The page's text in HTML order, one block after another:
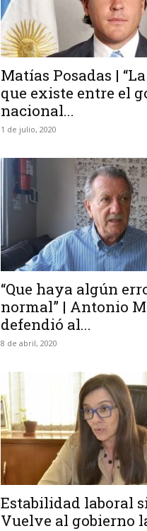
Matías Posadas |
que existe entre el
nacional...
1 de julio, 2020
“Que haya algún
normal” | Antonio
defendió al...
8 de abril, 2020
Estabilidad laboral
Vuelve al gobierno